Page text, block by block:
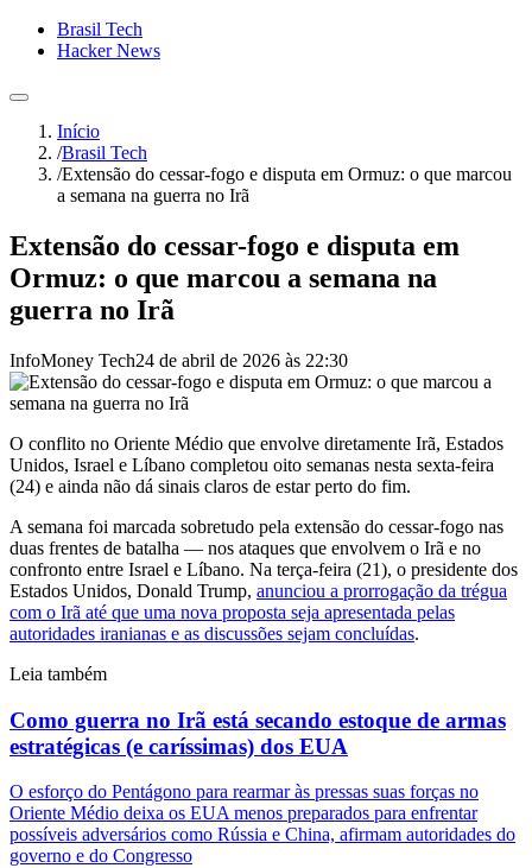
Brasil Tech
Hacker News
Início
/Brasil Tech
/Extensão do cessar-fogo e disputa em Ormuz: o que marcou
a semana na guerra no Irã
Extensão do cessar-fogo e disputa em
Ormuz: o que marcou a semana na
guerra no Irã
InfoMoney Tech24 de abril de 2026 às 22:30
O conflito no Oriente Médio que envolve diretamente Irã, Estados
Unidos, Israel e Líbano completou oito semanas nesta sexta-feira
(24) e ainda não dá sinais claros de estar perto do fim.
A semana foi marcada sobretudo pela extensão do cessar-fogo nas
duas frentes de batalha — nos ataques que envolvem o Irã e no
confronto entre Israel e Líbano. Na terça-feira (21), o presidente dos
Estados Unidos, Donald Trump, anunciou a prorrogação da trégua
com o Irã até que uma nova proposta seja apresentada pelas
autoridades iranianas e as discussões sejam concluídas.
Leia também
Como guerra no Irã está secando estoque de armas
estratégicas (e caríssimas) dos EUA
O esforço do Pentágono para rearmar às pressas suas forças no
Oriente Médio deixa os EUA menos preparados para enfrentar
possíveis adversários como Rússia e China, afirmam autoridades do
governo e do Congresso